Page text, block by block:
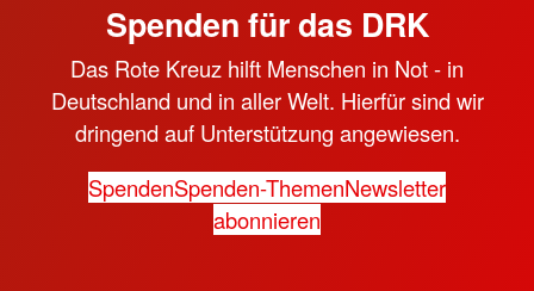
Spenden für das DRK
Das Rote Kreuz hilft Menschen in Not - in
Deutschland und in aller Welt. Hierfür sind wir
dringend auf Unterstützung angewiesen.
SpendenSpenden-ThemenNewsletter
abonnieren